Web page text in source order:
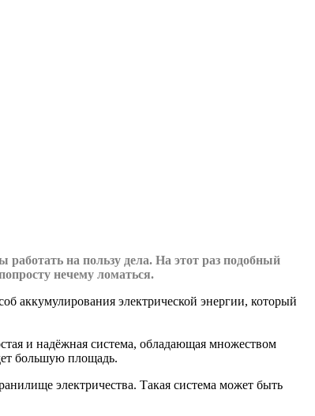
работать на пользу дела. На этот раз подобный
нечему ломаться.
аккумулирования электрической энергии, который
и надёжная система, обладающая множеством
большую площадь.
электричества. Такая система может быть